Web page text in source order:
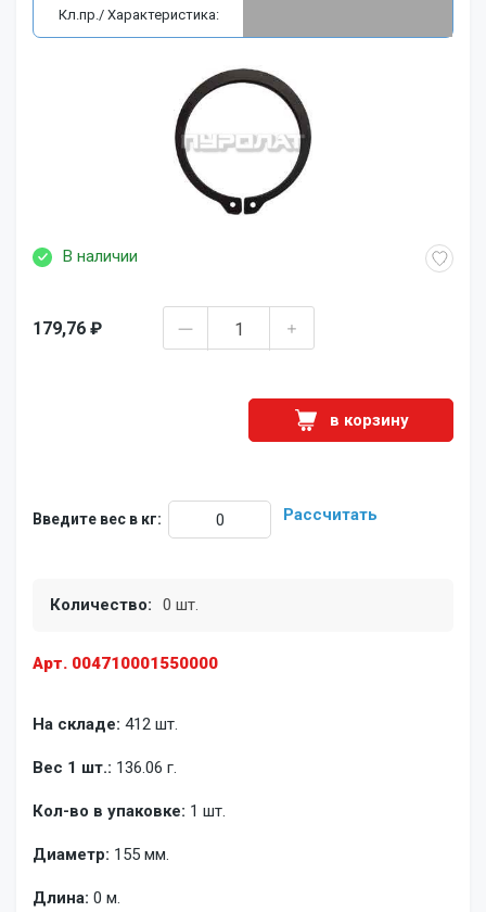
Арт. 004710001550000
В наличии
На складе: 412 шт.
Вес 1 шт.: 136.06 г.
Кол-во в упаковке: 1 шт.
Диаметр: 155 мм.
Длина: 0 м.
179,76 ₽
в корзину
Введите вес в кг: Рассчитать
Количество: 0 шт.
Кл.пр./ Характеристика: